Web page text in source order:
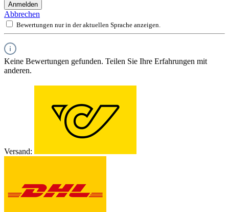
Anmelden
Abbrechen
Bewertungen nur in der aktuellen Sprache anzeigen.
Keine Bewertungen gefunden. Teilen Sie Ihre Erfahrungen mit
anderen.
Versand: